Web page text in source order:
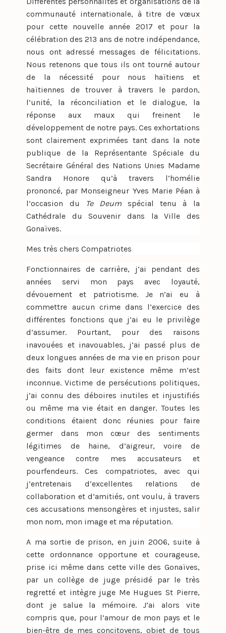
communauté internationale, à titre de vœux
pour cette nouvelle année 2017 et pour la
célébration des 213 ans de notre indépendance,
nous ont adressé messages de félicitations.
Nous retenons que tous ils ont tourné autour
de la nécessité pour nous haïtiens et
haïtiennes de trouver à travers le pardon,
l’unité, la réconciliation et le dialogue, la
réponse aux maux qui freinent le
développement de notre pays. Ces exhortations
sont clairement exprimées tant dans la note
publique de la Représentante Spéciale du
Secrétaire Général des Nations Unies Madame
Sandra Honore qu’à travers l’homélie
prononcé, par Monseigneur Yves Marie Péan à
l’occasion du
Te Deumspécial tenu à la
Cathédrale du Souvenir dans la Ville des
Gonaïves.
Mes très chers Compatriotes
Fonctionnaires de carrière, j’ai pendant des
années servi mon pays avec loyauté,
dévouement et patriotisme. Je n’ai eu à
commettre aucun crime dans l’exercice des
différentes fonctions que j’ai eu le privilège
d’assumer. Pourtant, pour des raisons
inavouées et inavouables, j’ai passé plus de
deux longues années de ma vie en prison pour
des faits dont leur existence même m’est
inconnue. Victime de persécutions politiques,
j’ai connu des déboires inutiles et injustifiés
ou même ma vie était en danger. Toutes les
conditions étaient donc réunies pour faire
germer dans mon cœur des sentiments
légitimes de haine, d’aigreur, voire de
vengeance contre mes accusateurs et
pourfendeurs. Ces compatriotes, avec qui
j’entretenais d’excellentes relations de
collaboration et d’amitiés, ont voulu, à travers
ces accusations mensongères et injustes, salir
mon nom, mon image et ma réputation.
A ma sortie de prison, en juin 2006, suite à
cette ordonnance opportune et courageuse,
prise ici même dans cette ville des Gonaïves,
par un collège de juge présidé par le très
regretté et intègre juge Me Hugues St Pierre,
dont je salue la mémoire. J’ai alors vite
compris que, pour l’amour de mon pays et le
bien-être de mes concitoyens, objet de tous